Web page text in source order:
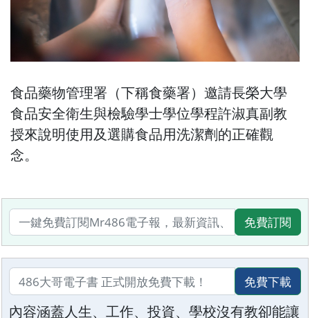
食品藥物管理署（下稱食藥署）邀請長榮大學
食品安全衛生與檢驗學士學位學程許淑真副教
授來說明使用及選購食品用洗潔劑的正確觀
念。
免費訂閱
免費下載
內容涵蓋人生、工作、投資、學校沒有教卻能讓